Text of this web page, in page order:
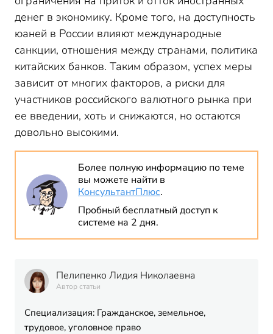
денег в экономику. Кроме того, на доступность
юаней в России влияют международные
санкции, отношения между странами, политика
китайских банков. Таким образом, успех меры
зависит от многих факторов, а риски для
участников российского валютного рынка при
ее введении, хоть и снижаются, но остаются
довольно высокими.
Более полную информацию по теме
вы можете найти в
КонсультантПлюс.
Пробный бесплатный доступ к
системе на 2 дня.
Пелипенко Лидия Николаевна
Автор статьи
Специализация: Гражданское, земельное,
трудовое, уголовное право